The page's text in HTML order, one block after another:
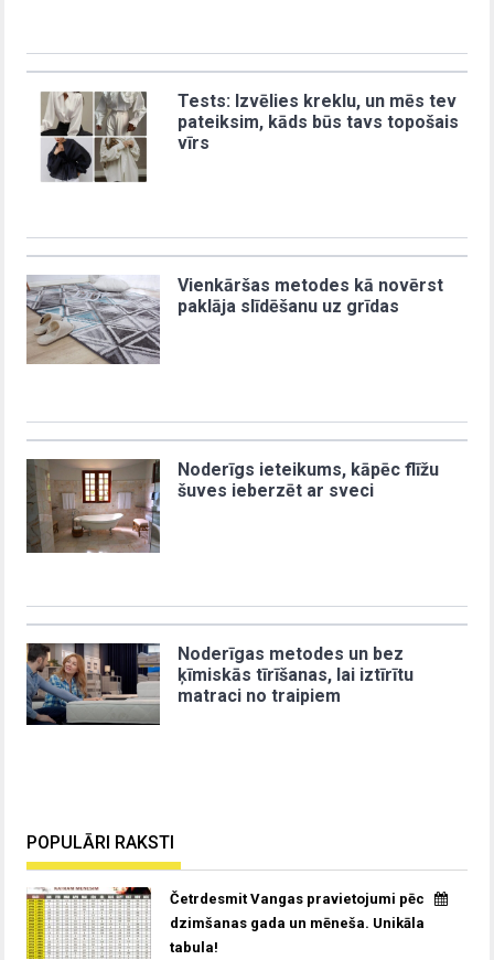
Tests: Izvēlies kreklu, un mēs tev
pateiksim, kāds būs tavs topošais
vīrs
Vienkāršas metodes kā novērst
paklāja slīdēšanu uz grīdas
Noderīgs ieteikums, kāpēc flīžu
šuves ieberzēt ar sveci
Noderīgas metodes un bez
ķīmiskās tīrīšanas, lai iztīrītu
matraci no traipiem
POPULĀRI RAKSTI
Četrdesmit Vangas pravietojumi pēc
dzimšanas gada un mēneša. Unikāla
tabula!